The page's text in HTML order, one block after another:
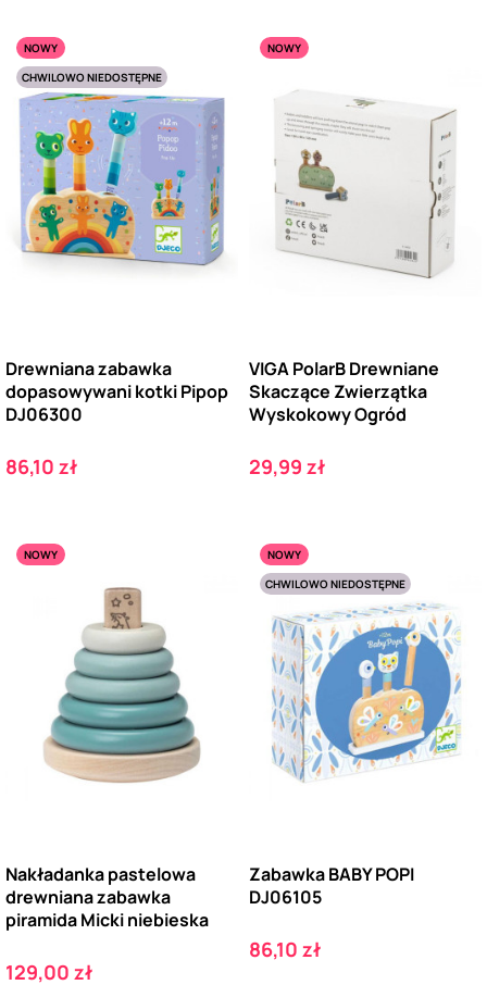
NOWY
CHWILOWO NIEDOSTĘPNE
Drewniana zabawka
dopasowywani kotki Pipop
DJ06300
Cena
86,10 zł
NOWY
VIGA PolarB Drewniane
Skaczące Zwierzątka
Wyskokowy Ogród
Cena
29,99 zł
NOWY
Nakładanka pastelowa
drewniana zabawka
piramida Micki niebieska
Cena
129,00 zł
NOWY
CHWILOWO NIEDOSTĘPNE
Zabawka BABY POPI
DJ06105
Cena
86,10 zł